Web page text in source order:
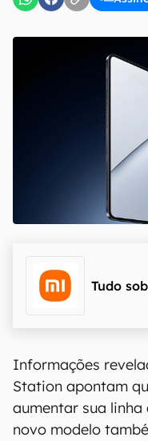
Uso e Política de
Tudo
Informações
Station apontam
aumentar sua
novo modelo